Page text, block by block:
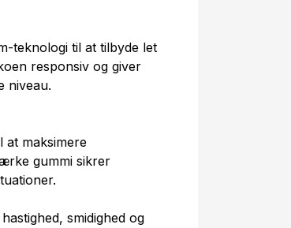
teknologi til at tilbyde let
responsiv og giver
niveau.
at maksimere
gummi sikrer
smidighed og